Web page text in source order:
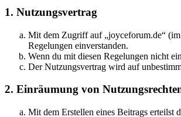
1. Nutzungsvertrag
Mit dem Zugriff auf „joyceforum.de“ (im
Regelungen einverstanden.
Wenn du mit diesen Regelungen nicht
Der Nutzungsvertrag wird auf
2. Einräumung von
Mit dem Erstellen eines Beitrags erteilst